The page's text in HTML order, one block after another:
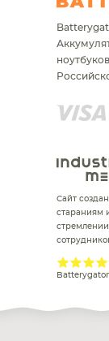
ноутбуков.
Сайт
стараниям
Batterygator